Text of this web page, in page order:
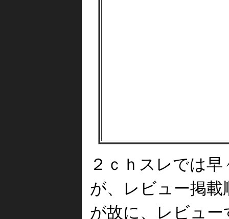
２ｃｈスレでは
が、レビュー掲
が故に、レビュ